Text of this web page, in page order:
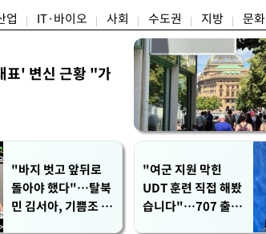
업 IT·바이오 사회 수도권 지방 문화
표' 변신 근황 "가
"바지 벗고 앞뒤로
돌아야 했다"…탈북
민 김서아, 기쁨조 검
"여군 지원 막힌
UDT 훈련 직접 해봤
습니다"…707 출신